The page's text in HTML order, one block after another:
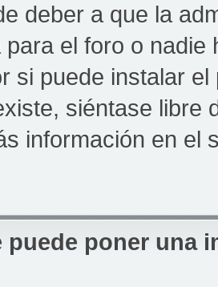
deber a que la
para el foro o
si puede instalar
siéntase libre
información en el
puede poner una